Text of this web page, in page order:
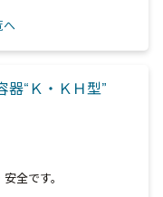
へ
“Ｋ・ＫＨ型”
全です。